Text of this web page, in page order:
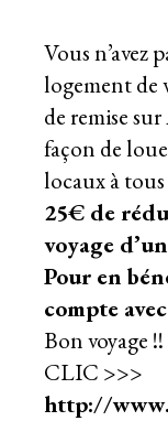
Vous n’avez
logement de
de remise
façon de
locaux à
25€ de
voyage
Pour en
compte
Bon voyage !!
CLIC >>>
http://www.